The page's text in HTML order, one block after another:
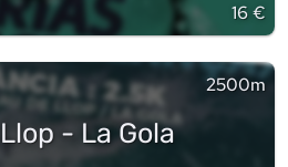
16 €
2500m
- La Gola